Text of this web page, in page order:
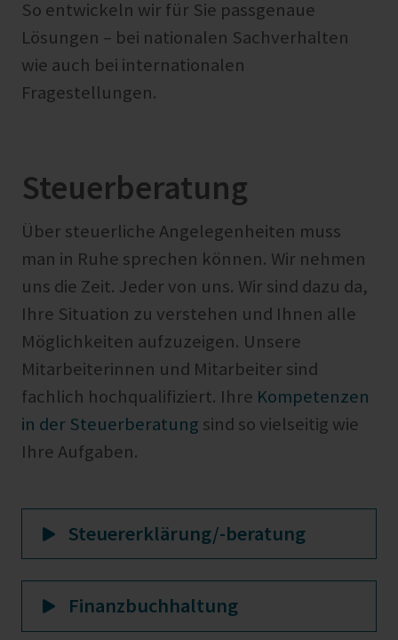
So entwickeln wir für Sie passgenaue
Lösungen – bei nationalen Sachverhalten
wie auch bei internationalen
Fragestellungen.
Steuerberatung
Über steuerliche Angelegenheiten muss
man in Ruhe sprechen können. Wir nehmen
uns die Zeit. Jeder von uns. Wir sind dazu da,
Ihre Situation zu verstehen und Ihnen alle
Möglichkeiten aufzuzeigen. Unsere
Mitarbeiterinnen und Mitarbeiter sind
fachlich hochqualifiziert. Ihre Kompetenzen
in der Steuerberatung sind so vielseitig wie
Ihre Aufgaben.
Steuererklärung/-beratung
Finanzbuchhaltung